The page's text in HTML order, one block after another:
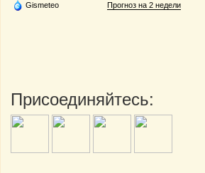
Gismeteo Прогноз на 2 недели
Присоединяйтесь: